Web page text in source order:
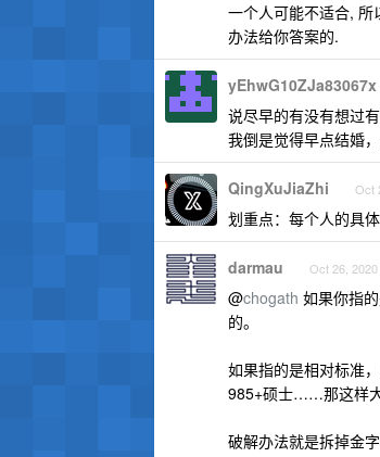
一个人可能不适合,
办法给你答案的.
yEhwG10ZJa83067x
说尽早的有没有想过
我倒是觉得早点结婚
QingXuJiaZhi Oct
划重点：每个人的具
darmau Oct 26, 2020
@chogath 如果你指
的。
如果指的是相对标准
985+硕士……那这样大
破解办法就是拆掉金